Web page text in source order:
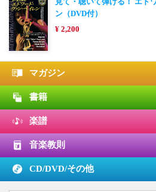
ン（DVD付）
¥ 2,200
マガジン
書籍
楽譜
音楽教則
CD/DVD/その他